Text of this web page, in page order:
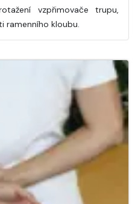
vzpřimovače trupu,
ramenního kloubu.